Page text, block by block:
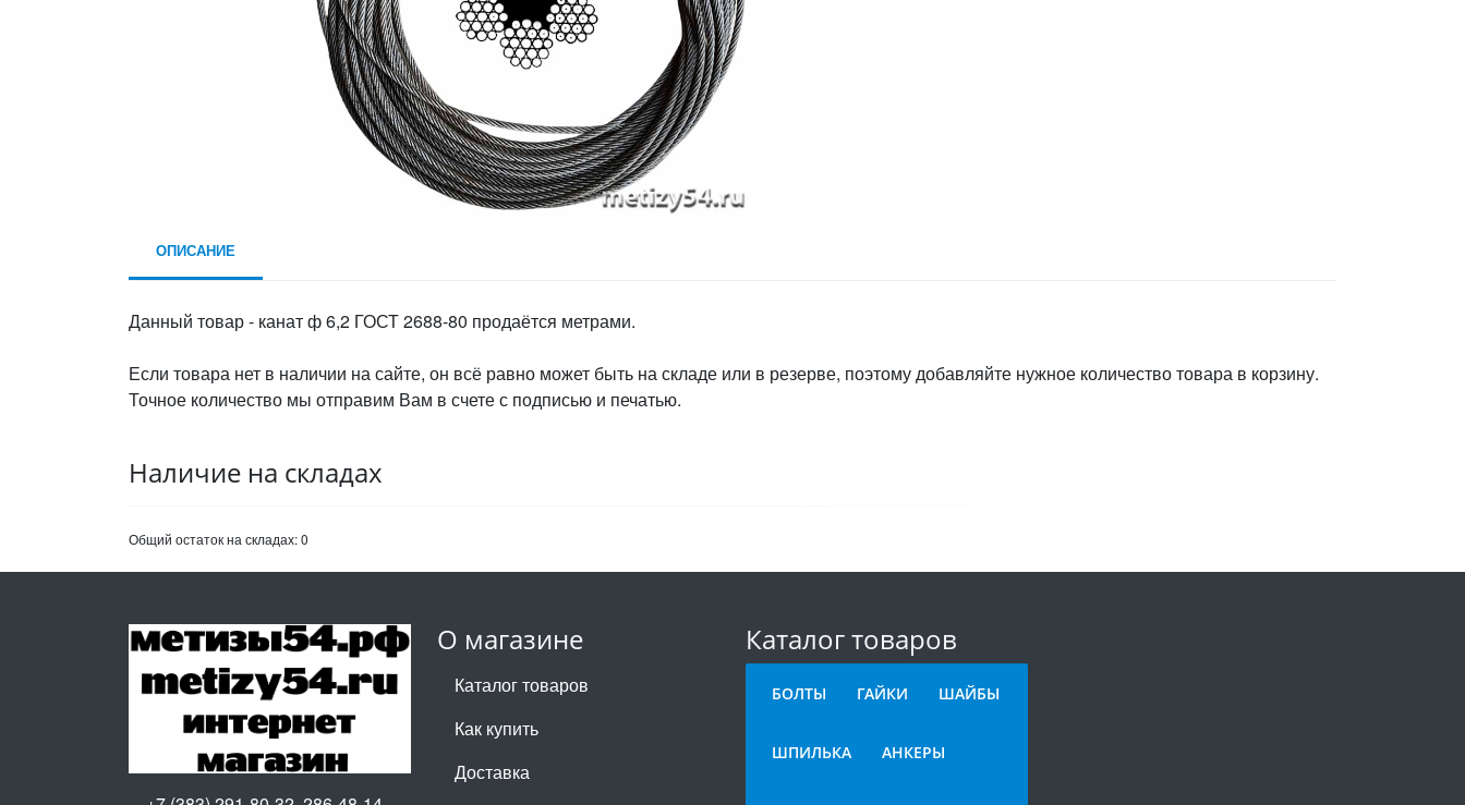
ОПИСАНИЕ
Данный товар - канат ф 6,2 ГОСТ 2688-80 продаётся метрами.
Если товара нет в наличии на сайте, он всё равно может быть на складе или в резерве, поэтому добавляйте нужное количество товара в корзину.
Точное количество мы отправим Вам в счете с подписью и печатью.
Наличие на складах
Общий остаток на складах:0
О магазине
Каталог товаров
Как купить
Доставка
Каталог товаров
БОЛТЫ ГАЙКИ ШАЙБЫ
ШПИЛЬКА АНКЕРЫ